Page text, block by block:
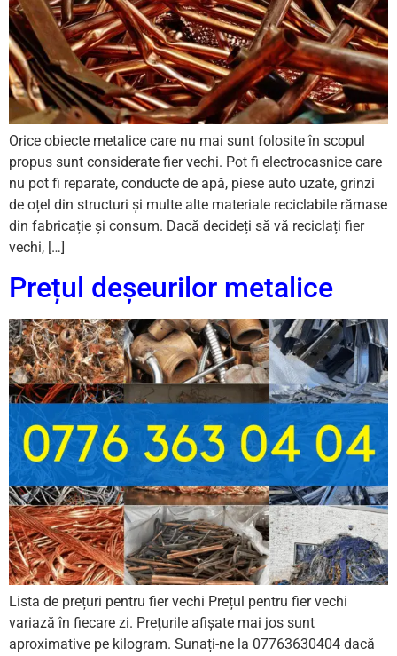
Orice obiecte metalice care nu mai sunt folosite în scopul
propus sunt considerate fier vechi. Pot fi electrocasnice care
nu pot fi reparate, conducte de apă, piese auto uzate, grinzi
de oțel din structuri și multe alte materiale reciclabile rămase
din fabricație și consum. Dacă decideți să vă reciclați fier
vechi, […]
Prețul deșeurilor metalice
Lista de prețuri pentru fier vechi Prețul pentru fier vechi
variază în fiecare zi. Prețurile afișate mai jos sunt
aproximative pe kilogram. Sunați-ne la 07763630404 dacă